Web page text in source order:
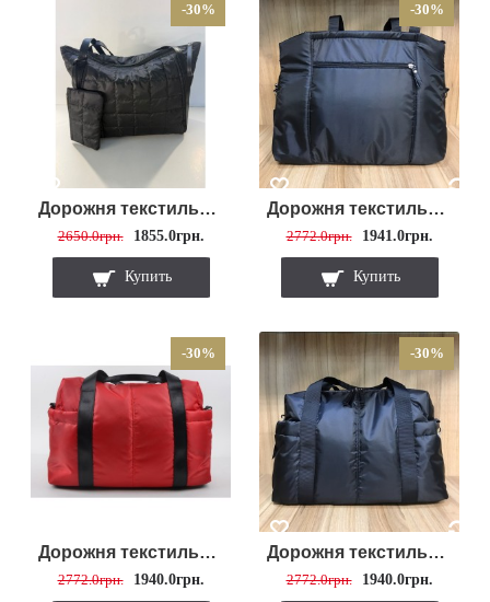
-30%
Дорожня текстильна сумка 2946
2650.0грн. 1855.0грн.
Купить
-30%
Дорожня текстильна сумка 2806
2772.0грн. 1941.0грн.
Купить
-30%
Дорожня текстильна сумка 2610
2772.0грн. 1940.0грн.
-30%
Дорожня текстильна сумка 2610
2772.0грн. 1940.0грн.